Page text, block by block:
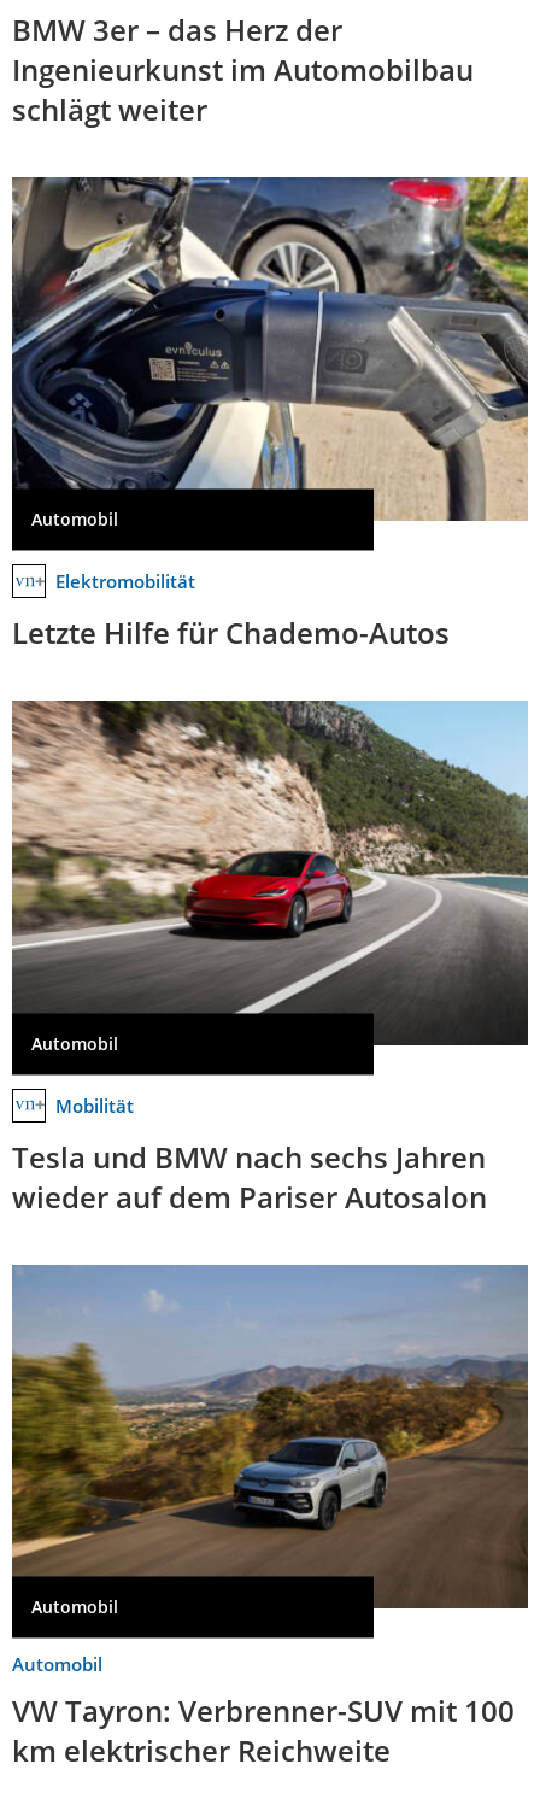
BMW 3er – das Herz der
Ingenieurkunst im Automobilbau
schlägt weiter
Automobil
Elektromobilität
Letzte Hilfe für Chademo-Autos
Automobil
Mobilität
Tesla und BMW nach sechs Jahren
wieder auf dem Pariser Autosalon
Automobil
Automobil
VW Tayron: Verbrenner-SUV mit 100
km elektrischer Reichweite